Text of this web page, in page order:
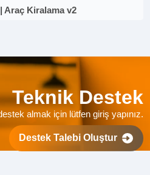
Araç Kiralama v2
Teknik Destek
almak için lütfen giriş yapınız.
Destek Talebi Oluştur